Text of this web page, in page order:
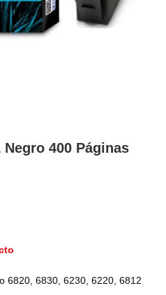
Negro 400 Páginas
6820, 6830, 6230, 6220, 6812